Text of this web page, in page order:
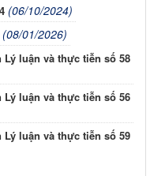
(06/10/2024)
(08/01/2026)
luận và thực tiễn số 58
luận và thực tiễn số 56
luận và thực tiễn số 59